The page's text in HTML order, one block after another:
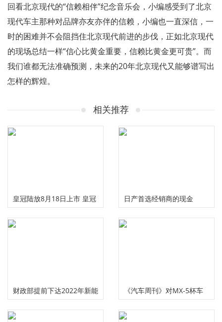
回看北京现代的“信赖相伴”纪念音乐会，小编感受到了北京
现代车主那种对品牌亦友亦伴的信赖，小编也一直深信，一
时的困难并不会阻挡住北京现代前进的步伐，正如北京现代
的现场总结一样“信心比黄金重要，信赖比黄金更可贵”。而
我们谁都无法准确预测，未来的20年北京现代又能够谱写出
怎样的辉煌。
相关推荐
皇冠陆放8月18日上市 皇冠
品牌正式发布
日产首选经销商的现金
财政部提前下达2022年新能
源汽车补贴资金，约385亿
《汽车周刊》对MX-5杯车
有什么看法？